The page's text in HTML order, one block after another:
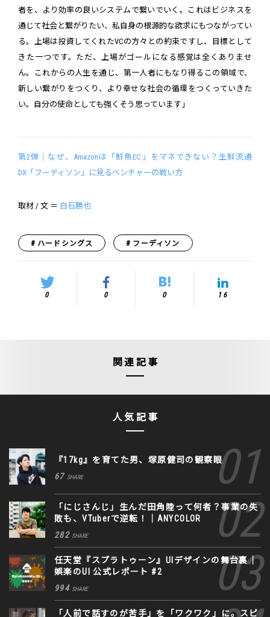
者を、より効率の良いシステムで繋いでいく。これはビジネスを
通じて社会と繋がりたい、私自身の根源的な欲求にもつながってい
る。上場は投資してくれたVCの方々との約束ですし、目標として
きた一つです。ただ、上場がゴールになる感覚は全くありませ
ん。これからの人生を通じ、第一人者にもなり得るこの領域で、
新しい繋がりをつくり、より幸せな社会の循環をつくっていきた
い。自分の使命としても強くそう思っています」
第2弾｜なぜ、Amazonは「鮮魚EC」をマネできない？生鮮流通
DX「フーディソン」に見るベンチャーの戦い方
取材 / 文 ＝ 白石勝也
ハードシングス フーディソン
0 0 0 16
関連記事
人気記事
『17kg』を育てた男、塚原健司の観察眼
67 SHARE
「にじさんじ」生んだ田角陸って何者？事業の失
敗も、VTuberで逆転！｜ANYCOLOR
282 SHARE
任天堂『スプラトゥーン』UIデザインの舞台裏｜
娯楽のUI 公式レポート #2
994 SHARE
「人前で話すのが苦手」を「ワクワク」に。スピ